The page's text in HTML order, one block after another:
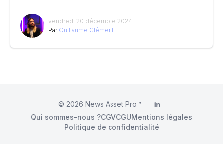
vendredi 20 décembre 2024
Par Guillaume Clément
© 2026 News Asset Pro™ LinkedIn
Qui sommes-nous ?CGVCGUMentions légales
Politique de confidentialité